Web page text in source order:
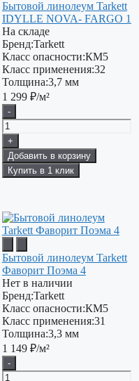
Бытовой линолеум Tarkett
IDYLLE NOVA- FARGO 1
На складе
Бренд:Tarkett
Класс опасности:КМ5
Класс применения:32
Толщина:3,7 мм
1 299 ₽/м²
-
+
Добавить в корзину
Купить в 1 клик
Бытовой линолеум Tarkett
Фаворит Поэма 4
Нет в наличии
Бренд:Tarkett
Класс опасности:КМ5
Класс применения:31
Толщина:3,3 мм
1 149 ₽/м²
-